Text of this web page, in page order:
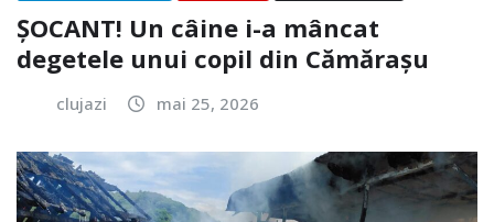
ȘOCANT! Un câine i-a mâncat
degetele unui copil din Cămărașu
clujazi mai 25, 2026